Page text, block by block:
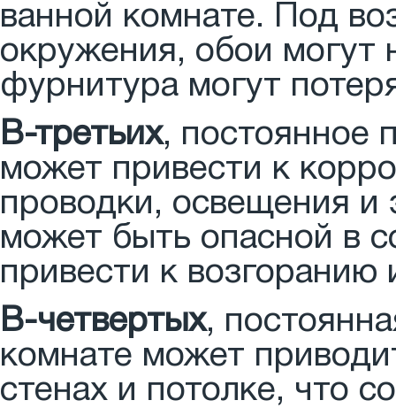
ванной комнате. Под
окружения, обои могут
фурнитура могут
В-третьих, постоянное
может привести к
проводки, освещения и
может быть опасной в
привести к
В-четвертых,
комнате может
стенах и потолке, что